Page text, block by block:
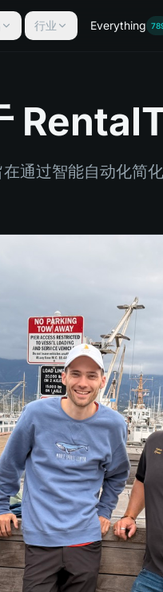
行业 Everything
通过智能自动化简